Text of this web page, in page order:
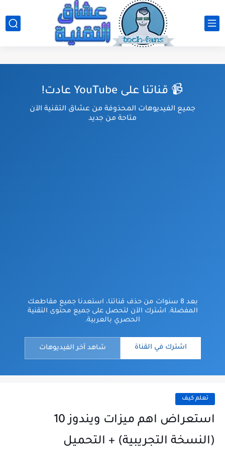
📹 قناتنا على YouTube عادت!
جميع الفيديوهات المحذوفة من عشاق التقنية الآن
متاحة من جديد
بعد 8 سنوات من حذف قناتنا، استعدنا جميع مقاطعك
المفضلة. اشترك الآن لتحصل على جميع محتوى التقنية
الحصري بالعربية.
اشترك في القناة شاهد آخر الفيديوهات
تعلم كيف
استعراض اهم ميزات ويندوز 10
(النسخة التجريبية) + التحميل